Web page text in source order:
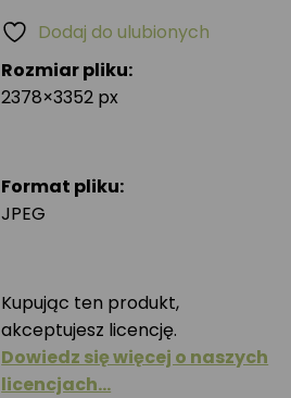
Rozmiar pliku:
2378×3352 px
Format pliku:
JPEG
Kupując ten produkt,
akceptujesz licencję.
Dowiedz się więcej o naszych
licencjach…
Dodaj do ulubionych